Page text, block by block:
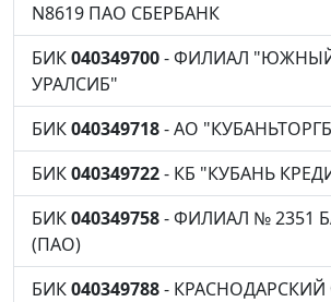
N8619 ПАО СБЕРБАНК
БИК040349700- ФИЛИАЛ
УРАЛСИБ"
БИК040349718- АО
БИК040349722- КБ "КУБАНЬ
БИК040349758- ФИЛИАЛ № 2351
(ПАО)
БИК040349788-